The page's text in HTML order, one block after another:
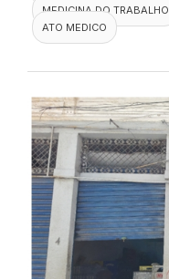
MEDICINA DO TRABALHO
ATO MEDICO